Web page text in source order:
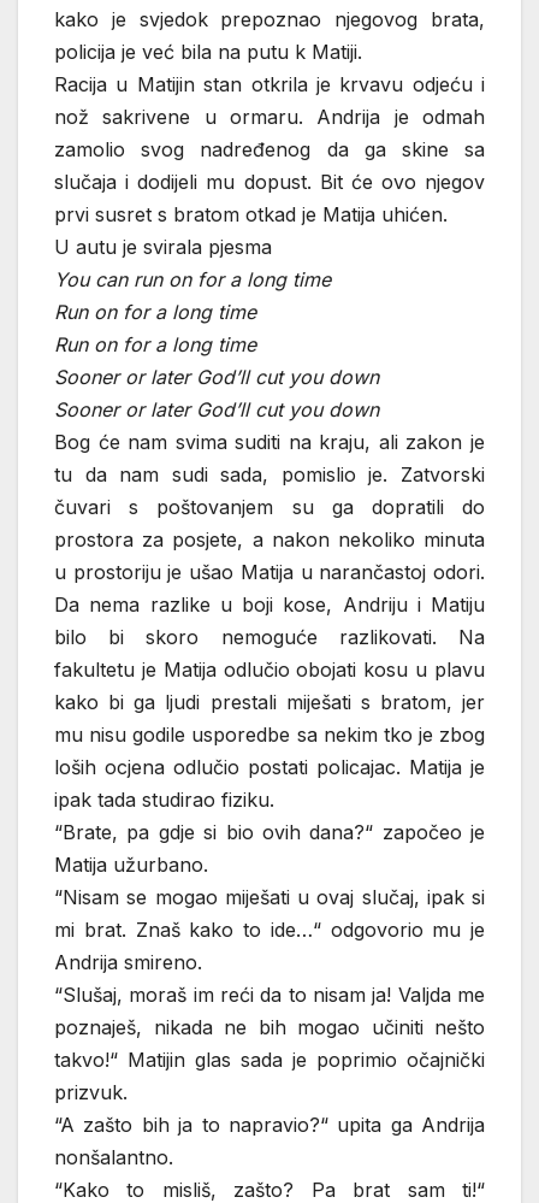
kako je svjedok prepoznao njegovog brata,
policija je već bila na putu k Matiji.
Racija u Matijin stan otkrila je krvavu odjeću i
nož sakrivene u ormaru. Andrija je odmah
zamolio svog nadređenog da ga skine sa
slučaja i dodijeli mu dopust. Bit će ovo njegov
prvi susret s bratom otkad je Matija uhićen.
U autu je svirala pjesma
You can run on for a long time
Run on for a long time
Run on for a long time
Sooner or later God’ll cut you down
Sooner or later God’ll cut you down
Bog će nam svima suditi na kraju, ali zakon je
tu da nam sudi sada, pomislio je. Zatvorski
čuvari s poštovanjem su ga dopratili do
prostora za posjete, a nakon nekoliko minuta
u prostoriju je ušao Matija u narančastoj odori.
Da nema razlike u boji kose, Andriju i Matiju
bilo bi skoro nemoguće razlikovati. Na
fakultetu je Matija odlučio obojati kosu u plavu
kako bi ga ljudi prestali miješati s bratom, jer
mu nisu godile usporedbe sa nekim tko je zbog
loših ocjena odlučio postati policajac. Matija je
ipak tada studirao fiziku.
“Brate, pa gdje si bio ovih dana?“ započeo je
Matija užurbano.
“Nisam se mogao miješati u ovaj slučaj, ipak si
mi brat. Znaš kako to ide…“ odgovorio mu je
Andrija smireno.
“Slušaj, moraš im reći da to nisam ja! Valjda me
poznaješ, nikada ne bih mogao učiniti nešto
takvo!“ Matijin glas sada je poprimio očajnički
prizvuk.
“A zašto bih ja to napravio?“ upita ga Andrija
nonšalantno.
“Kako to misliš, zašto? Pa brat sam ti!“